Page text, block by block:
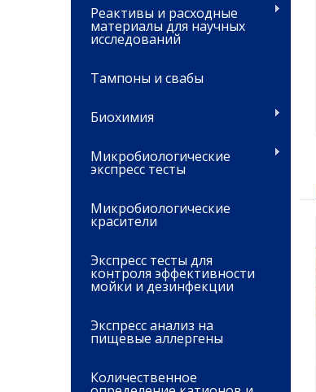
Реактивы и расходные
материалы для научных
исследований
Тампоны и свабы
Биохимия
Микробиологические
экспресс тесты
Микробиологические
красители
Экспресс тесты для
контроля эффективности
мойки и дезинфекции
Экспресс анализ на
пищевые аллергены
Количественное